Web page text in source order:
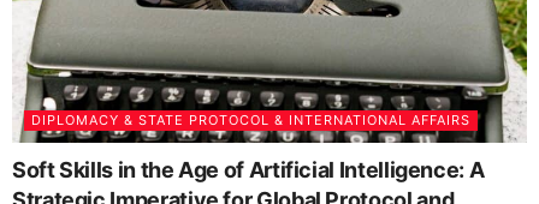
DIPLOMACY & STATE PROTOCOL & INTERNATIONAL AFFAIRS
Soft Skills in the Age of Artificial Intelligence: A